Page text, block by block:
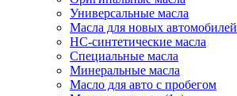
Универсальные масла
Масла для новых автомобилей
HC-синтетические масла
Специальные масла
Минеральные масла
Масло для авто с пробегом